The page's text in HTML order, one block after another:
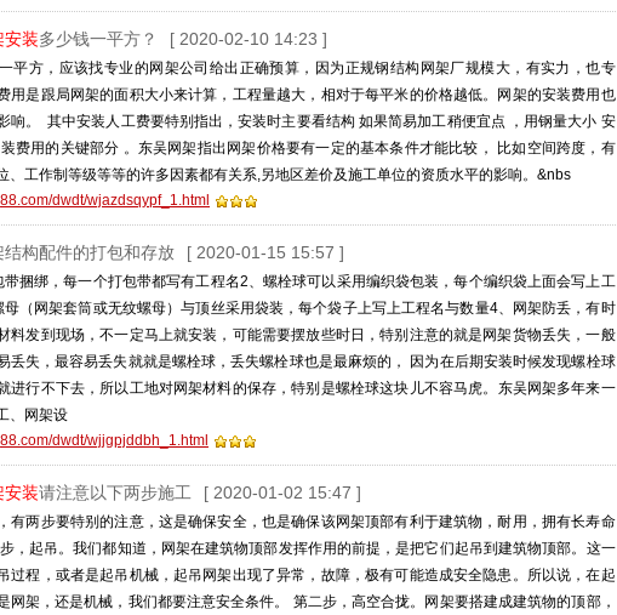
安装多少钱一平方？ [ 2020-02-10 14:23 ]
平方，应该找专业的网架公司给出正确预算，因为正规钢结构网架厂规模大，有实力，也专
用是跟局网架的面积大小来计算，工程量越大，相对于每平米的价格越低。网架的安装费用也
响。 其中安装人工费要特别指出，安装时主要看结构 如果简易加工稍便宜点 ，用钢量大小 安
费用的关键部分 。东吴网架指出网架价格要有一定的基本条件才能比较， 比如空间跨度，有
、工作制等级等等的许多因素都有关系,另地区差价及施工单位的资质水平的影响。&nbs
dwdt/wjazdsqypf_1.html
构配件的打包和存放 [ 2020-01-15 15:57 ]
带捆绑，每一个打包带都写有工程名2、螺栓球可以采用编织袋包装，每个编织袋上面会写上工
（网架套筒或无纹螺母）与顶丝采用袋装，每个袋子上写上工程名与数量4、网架防丢，有时
料发到现场，不一定马上就安装，可能需要摆放些时日，特别注意的就是网架货物丢失，一般
丢失，最容易丢失就就是螺栓球，丢失螺栓球也是最麻烦的， 因为在后期安装时候发现螺栓球
进行不下去，所以工地对网架材料的保存，特别是螺栓球这块儿不容马虎。东吴网架多年来一
、网架设
dwdt/wjjgpjddbh_1.html
安装请注意以下两步施工 [ 2020-01-02 15:47 ]
有两步要特别的注意，这是确保安全，也是确保该网架顶部有利于建筑物，耐用，拥有长寿命
，起吊。我们都知道，网架在建筑物顶部发挥作用的前提，是把它们起吊到建筑物顶部。这一
过程，或者是起吊机械，起吊网架出现了异常，故障，极有可能造成安全隐患。所以说，在起
网架，还是机械，我们都要注意安全条件。 第二步，高空合拢。网架要搭建成建筑物的顶部，